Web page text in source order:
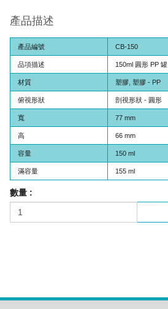
產品描述
產品編號 CB-150
品項描述 150ml 圓形 PP 罐
材質 塑膠, 塑膠 - PP
俯視形狀 剖視形狀 - 圓形
寬 77 mm
高 66 mm
容量 150 ml
滿容量 155 ml
數量 :